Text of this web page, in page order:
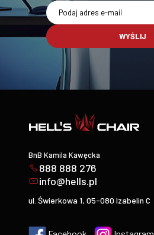
WYŚLIJ
BnB Kamila Kawęcka
888 888 276
info@hells.pl
ul. Świerkowa 1, 05-080 Izabelin C